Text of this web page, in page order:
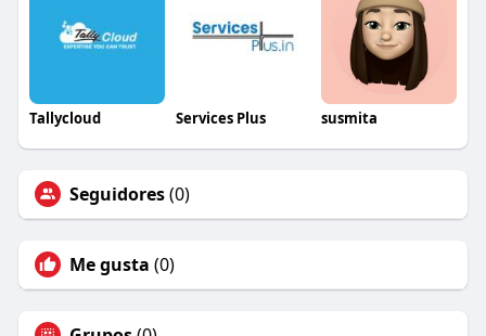
Tallycloud Services Plus susmita
Seguidores(0)
Me gusta (0)